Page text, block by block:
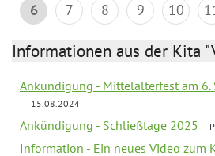
6
7 8 9 10
Informationen aus der Kita
Ankündigung - Mittelalterfest am 6.
15.08.2024
Ankündigung - Schließtage 2025
Information - Ein neues Video zum